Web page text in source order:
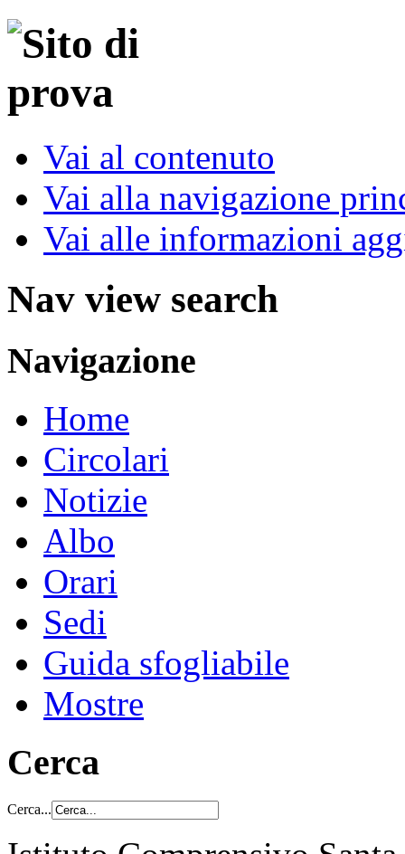
Vai al contenuto
Vai alla navigazione
Vai alle informazioni
Nav view search
Navigazione
Home
Circolari
Notizie
Albo
Orari
Sedi
Guida sfogliabile
Mostre
Cerca
Cerca...